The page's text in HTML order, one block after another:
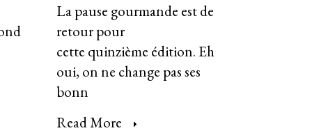
La pause gourmande est de
retour pour
cette quinzième édition. Eh
oui, on ne change pas ses
bonn
Read More